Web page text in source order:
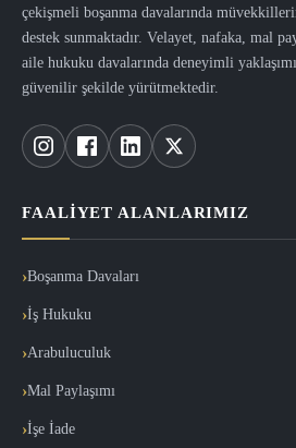
çekişmeli boşanma davalarında
destek sunmaktadır. Velayet, nafaka, mal
aile hukuku davalarında deneyimli
güvenilir şekilde yürütmektedir.
FAALIYET ALANLARIMIZ
Boşanma Davaları
İş Hukuku
Arabuluculuk
Mal Paylaşımı
İşe İade